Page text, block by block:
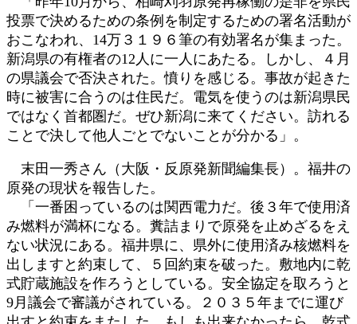
投票で決めるための条例を制定するための署名活動が
おこなわれ、14万３１９６筆の有効署名が集まった。
新潟県の有権者の12人に一人にあたる。しかし、４月
の県議会で否決された。憤りを感じる。事故が起きた
時に被害に合うのは住民だ。電気を使うのは新潟県民
ではなく首都圏だ。ぜひ新潟に来てください。訪れる
ことで決して他人ごとでないことが分かる」。
末田一秀さん（大阪・反原発新聞編集長）。福井の
原発の現状を報告した。
「一番困っているのは関西電力だ。後３年で使用済
み燃料が満杯になる。糞詰まりで原発を止めざるをえ
ない状況にある。福井県に、県外に使用済み核燃料を
出しますと約束して、５回約束を破った。敷地内に乾
式貯蔵施設を作ろうとしている。安全協定を取ろうと
9月議会で審議がされている。２０３５年までに運び